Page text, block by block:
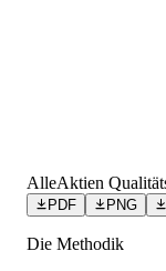
AlleAktien
PDF PNG
Die Methodik